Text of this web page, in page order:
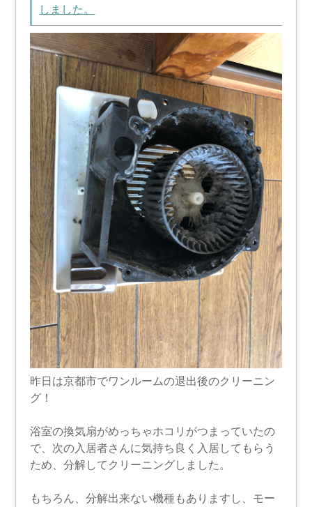
しました。
昨日は京都市でワンルームの退出後のクリーニン
グ！
浴室の換気扇がめっちゃホコリがつまっていたの
で、次の入居者さんに気持ち良く入居してもらう
ため、分解してクリーニングしました。
もちろん、分解出来ない機種もありますし、モー